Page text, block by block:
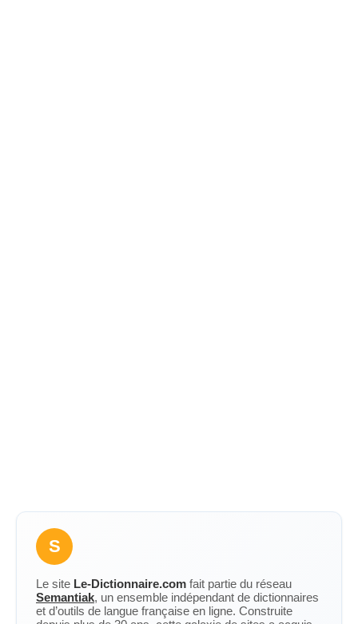
S
Le site Le-Dictionnaire.com fait partie du réseau
Semantiak, un ensemble indépendant de dictionnaires
et d’outils de langue française en ligne. Construite